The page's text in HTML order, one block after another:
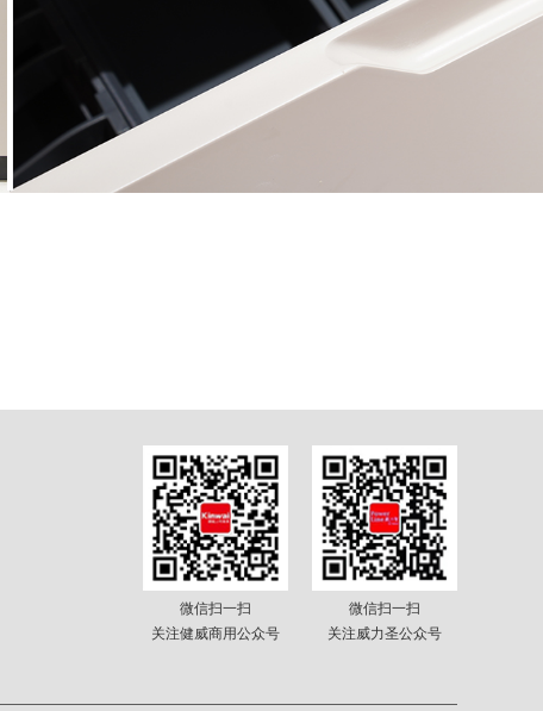
微信扫一扫
关注健威商用公众号
微信扫一扫
关注威力圣公众号